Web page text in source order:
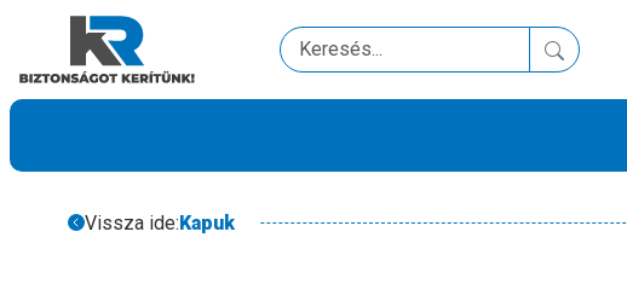
Vissza ide:Kapuk